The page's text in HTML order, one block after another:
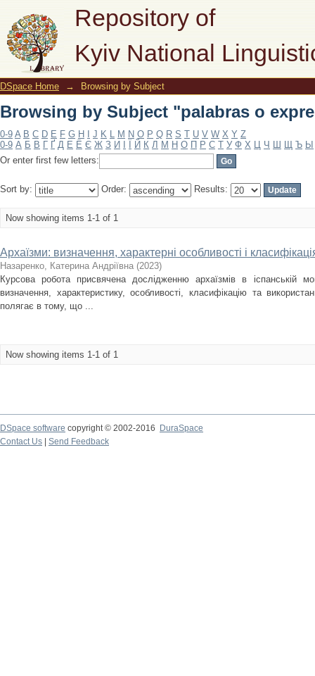
Repository of
Kyiv National
Browsing by Subject "palabras o
DSpace Home → Browsing by Subject
Browsing by Subject "palabras o
0-9 A B C D E F G H J K L M N O P Q R S T U V W X Y Z
0-9 А Б В Г Ґ Д Е Ё Є Ж З И Й К Л М Н О П Р С Т У Ф Х Ц Ч Ш Щ Ъ Ы
Or enter first few letters:
Sort by: Order: Results:
Now showing items 1-1 of 1
Архаїзми: визначення, характерні особливості і
Назаренко, Катерина Андріївна (2023)
Курсова робота присвячена дослідженню архаїзмів в іспанській
визначення, характеристику, особливості, класифікацію та
полягає в тому, що ...
Now showing items 1-1 of 1
DSpace software copyright © 2002-2016
DuraSpace
Contact Us
Send Feedback